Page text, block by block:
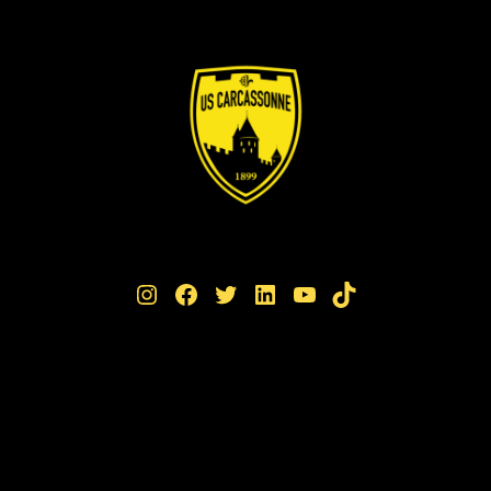
Instagram Facebook Twitter LinkedIn YouTube TikTok